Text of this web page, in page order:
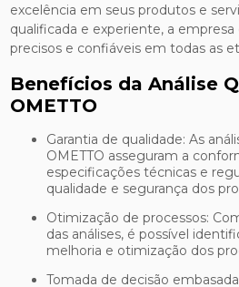
excelência em seus produtos e
qualificada e experiente, a
precisos e confiáveis em todas as
Benefícios da Análise
OMETTO
Garantia de qualidade: As análises químicas da J.
OMETTO asseguram a
especificações técnicas e
qualidade e segurança dos
Otimização de processos: Com base nos resultados
das análises, é possível
melhoria e otimização dos
Tomada de decisão embasada: As informações obtidas